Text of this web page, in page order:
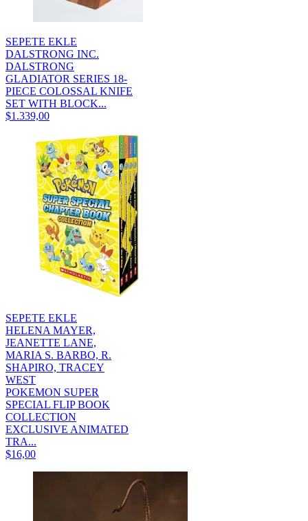
SEPETE EKLE
DALSTRONG INC.
DALSTRONG
GLADIATOR SERIES 18-
PIECE COLOSSAL KNIFE
SET WITH BLOCK...
$1.339,00
SEPETE EKLE
HELENA MAYER,
JEANETTE LANE,
MARIA S. BARBO, R.
SHAPIRO, TRACEY
WEST
POKEMON SUPER
SPECIAL FLIP BOOK
COLLECTION
EXCLUSIVE ANIMATED
TRA...
$16,00